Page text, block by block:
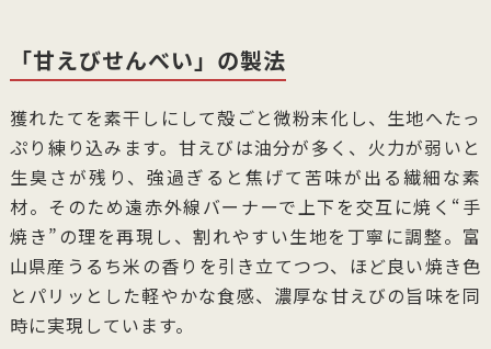
「甘えびせんべい」の製法
獲れたてを素干しにして殻ごと微粉末化し、生地へたっ
ぷり練り込みます。甘えびは油分が多く、火力が弱いと
生臭さが残り、強過ぎると焦げて苦味が出る繊細な素
材。そのため遠赤外線バーナーで上下を交互に焼く“手
焼き”の理を再現し、割れやすい生地を丁寧に調整。富
山県産うるち米の香りを引き立てつつ、ほど良い焼き色
とパリッとした軽やかな食感、濃厚な甘えびの旨味を同
時に実現しています。